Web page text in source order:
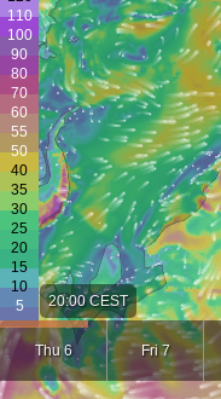
20:00 CEST
Thu 6 Fri 7